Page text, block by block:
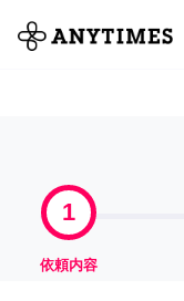
全て
1
依頼内容